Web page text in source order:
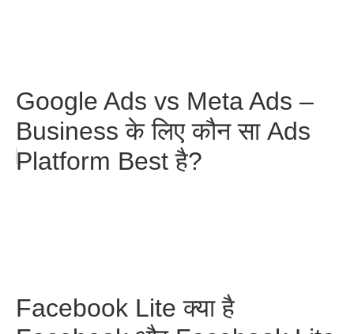
Google Ads vs Meta Ads –
Business के लिए कौन सा Ads
Platform Best है?
Facebook Lite क्या है